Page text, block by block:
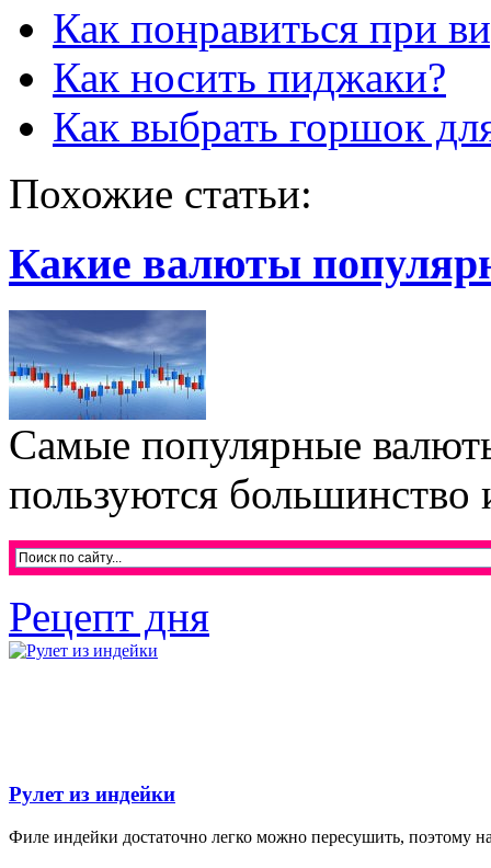
Как понравиться при
Как носить пиджаки?
Как выбрать горшок
Похожие статьи:
Какие валюты
Самые популярные
пользуются большинство
Рецепт дня
Рулет из индейки
Филе индейки достаточно легко можно пересушить, поэтому